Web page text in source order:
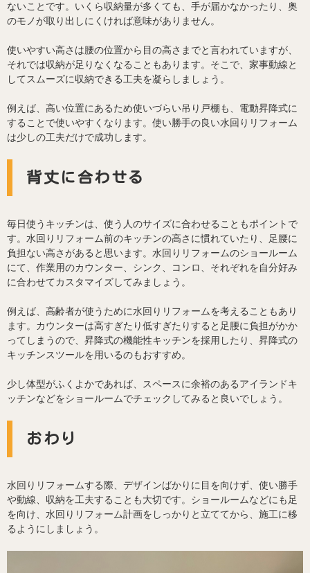
ないことです。いくら収納量が多くても、手が届かなかったり、奥
のモノが取り出しにくければ意味がありません。
使いやすい高さは腰の位置から目の高さまでと言われていますが、
それでは収納が足りなくなることもあります。そこで、家事動線と
してスムーズに収納できる工夫を凝らしましょう。
例えば、高い位置にあるため使いづらい吊り戸棚も、電動昇降式に
することで使いやすくなります。使い勝手の良い水回りリフォーム
は少しの工夫だけで成功します。
背丈に合わせる
毎日使うキッチンは、使う人のサイズに合わせることもポイントで
す。水回りリフォーム前のキッチンの高さに慣れていたり、足腰に
負担ない高さがあると思います。水回りリフォームのショールーム
にて、作業用のカウンター、シンク、コンロ、それぞれを自分好み
に合わせてカスタマイズしてみましょう。
例えば、高齢者が使うために水回りリフォームを考えることもあり
ます。カウンターは高すぎたり低すぎたりすると足腰に負担がかか
ってしまうので、昇降式の機能性キッチンを採用したり、昇降式の
キッチンスツールを用いるのもおすすめ。
少し体型がふくよかであれば、スペースに余裕のあるアイランドキ
ッチンなどをショールームでチェックしてみると良いでしょう。
おわり
水回りリフォームする際、デザインばかりに目を向けず、使い勝手
や動線、収納を工夫することも大切です。ショールームなどにも足
を向け、水回りリフォーム計画をしっかりと立ててから、施工に移
るようにしましょう。